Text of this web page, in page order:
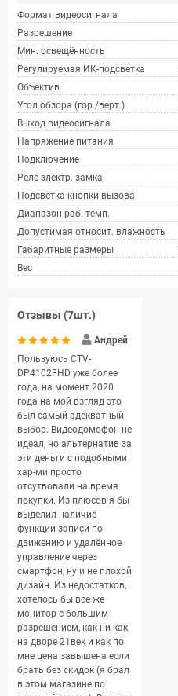
Формат видеосигнала
Разрешение
Мин. освещённость
Регулируемая ИК-подсветка
Объектив
Угол обзора (гор./верт.)
Выход видеосигнала
Напряжение питания
Подключение
Реле электр. замка
Подсветка кнопки вызова
Диапазон раб. темп.
Допустимая относит. влажность
Габаритные размеры
Вес
Отзывы (7шт.)
Андрей
Пользуюсь CTV-
DP4102FHD уже более
года, на момент 2020
года на мой взгляд это
был самый адекватный
выбор. Видеодомофон не
идеал, но альтернатив за
эти деньги с подобными
хар-ми просто
отсутвовали на время
покупки. Из плюсов я бы
выделил наличие
функции записи по
движению и удалённое
управление через
смартфон, ну и не плохой
дизайн. Из недостатков,
хотелось бы все же
монитор с большим
разрешением, как ни как
на дворе 21век и как по
мне цена завышена если
брать без скидок (я брал
в этом магазине по